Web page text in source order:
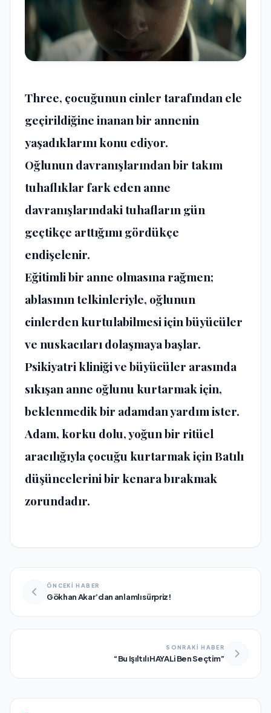
Three, çocuğunun cinler tarafından ele
geçirildiğine inanan bir annenin
yaşadıklarını konu ediyor.
Oğlunun davranışlarından bir takım
tuhaflıklar fark eden anne
davranışlarındaki tuhafların gün
geçtikçe arttığımı gördükçe
endişelenir.
Eğitimli bir anne olmasına rağmen;
ablasının telkinleriyle, oğlunun
cinlerden kurtulabilmesi için büyücüler
ve nuskacıları dolaşmaya başlar.
Psikiyatri kliniği ve büyücüler arasında
sıkışan anne oğlunu kurtarmak için,
beklenmedik bir adamdan yardım ister.
Adam, korku dolu, yoğun bir ritüel
aracılığıyla çocuğu kurtarmak için Batılı
düşüncelerini bir kenara bırakmak
zorundadır.
ÖNCEKİ HABER
Gökhan Akar’dan anlamlı sürpriz!
SONRAKİ HABER
“Bu Işıltılı HAYALi Ben Seçtim”